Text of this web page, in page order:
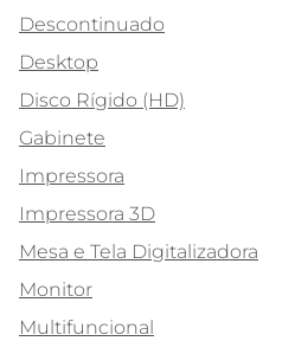
Descontinuado
Desktop
Disco Rígido (HD)
Gabinete
Impressora
Impressora 3D
Mesa e Tela Digitalizadora
Monitor
Multifuncional